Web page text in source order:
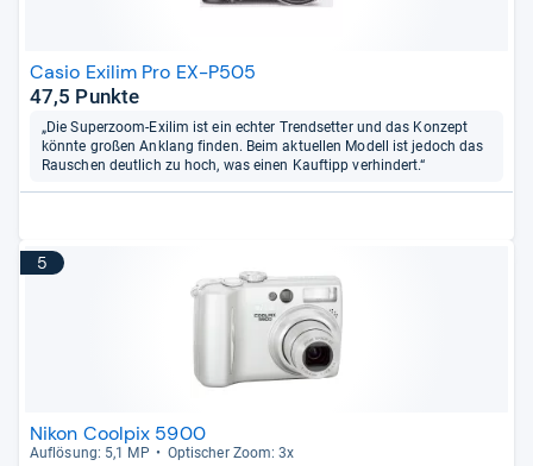
Casio Exilim Pro EX-P505
47,5 Punkte
„Die Superzoom-Exilim ist ein echter Trendsetter und das Konzept
könnte großen Anklang finden. Beim aktuellen Modell ist jedoch das
Rauschen deutlich zu hoch, was einen Kauftipp verhindert.“
5
Nikon Coolpix 5900
Auf­lö­sung: 5,1 MP Opti­scher Zoom: 3x